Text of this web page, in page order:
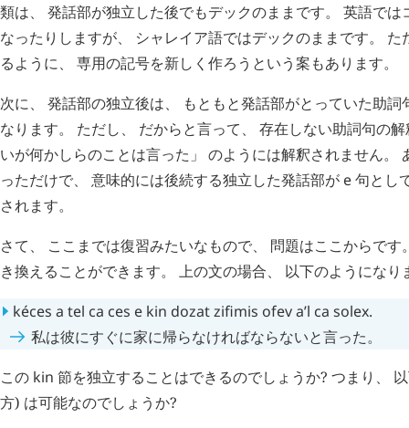
類は、 発話部が独立した後でもデックのままです。 英語で
なったりしますが、 シャレイア語ではデックのままです。
るように、 専用の記号を新しく作ろうという案もあります。
次に、 発話部の独立後は、 もともと発話部がとっていた助
なります。 ただし、 だからと言って、 存在しない助詞句の
いが何かしらのことは言った」 のようには解釈されません。
っただけで、 意味的には後続する独立した発話部が e句とし
されます。
さて、 ここまでは復習みたいなもので、 問題はここからで
き換えることができます。 上の文の場合、 以下のようになり
kéces a tel ca ces e kin dozatzifimis ofeva’l ca solex.
私は彼にすぐに家に帰らなければならないと言った。
この kin 節を独立することはできるのでしょうか? つまり、
方) は可能なのでしょうか?